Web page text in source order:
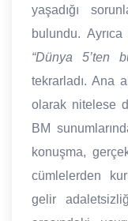
yaşadığı
bulundu.
“Dünya 5’ten
tekrarladı. Ana
olarak nitelese
BM
konuşma,
cümlelerden
gelir